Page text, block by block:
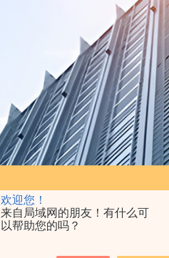
欢迎您！
来自局域网的朋友！有什么可
以帮助您的吗？